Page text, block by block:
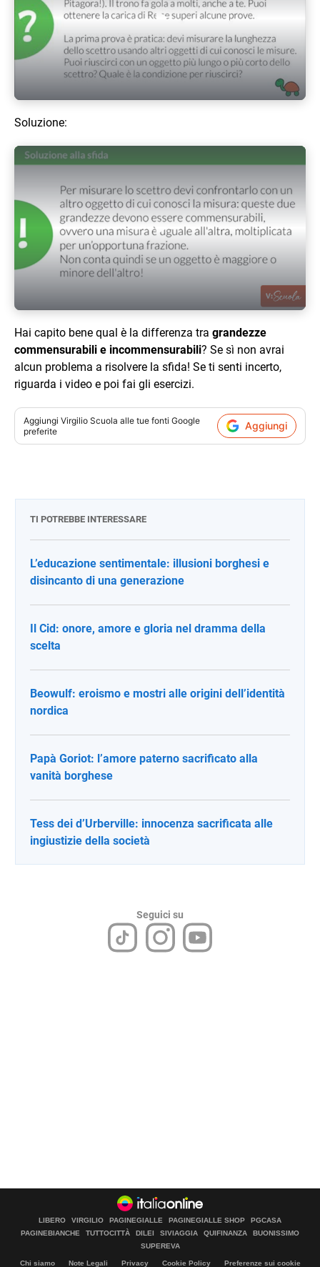
Play Video
Soluzione:
Play Video
Hai capito bene qual è la differenza tra grandezze
commensurabili e incommensurabili? Se sì non avrai
alcun problema a risolvere la sfida! Se ti senti incerto,
riguarda i video e poi fai gli esercizi.
Aggiungi Virgilio Scuola alle tue fonti Google
preferite
Aggiungi
TI POTREBBE INTERESSARE
L’educazione sentimentale: illusioni borghesi e
disincanto di una generazione
Il Cid: onore, amore e gloria nel dramma della
scelta
Beowulf: eroismo e mostri alle origini dell’identità
nordica
Papà Goriot: l’amore paterno sacrificato alla
vanità borghese
Tess dei d’Urberville: innocenza sacrificata alle
ingiustizie della società
Seguici su
LIBERO VIRGILIO PAGINEGIALLE PAGINEGIALLE SHOP
PGCASA
PAGINEBIANCHE
TUTTOCITTÀ DILEI SIVIAGGIA QUIFINANZA
BUONISSIMO
SUPEREVA
Chi siamo Note Legali Privacy Cookie Policy Preferenze sui cookie